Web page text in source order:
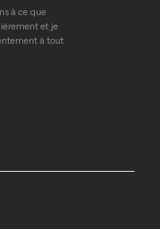
à ce que
et je
à tout